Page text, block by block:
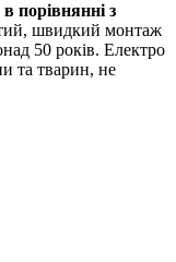
порівнянні з
швидкий монтаж
50 років. Електро
та тварин, не